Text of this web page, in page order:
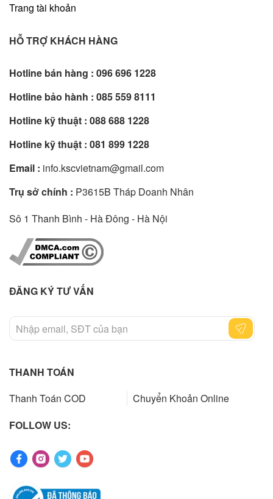
Trang tài khoản
HỖ TRỢ KHÁCH HÀNG
Hotline bán hàng : 096 696 1228
Hotline bảo hành : 085 559 8111
Hotline kỹ thuật : 088 688 1228
Hotline kỹ thuật : 081 899 1228
Email : info.kscvietnam@gmail.com
Trụ sở chính : P3615B Tháp Doanh Nhân
Sô 1 Thanh Bình - Hà Đông - Hà Nội
ĐĂNG KÝ TƯ VẤN
THANH TOÁN
Thanh Toán COD
Chuyển Khoản Online
FOLLOW US: